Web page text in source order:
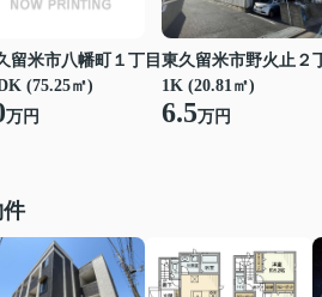
留米市八幡町１丁目
(75.25㎡)
万円
東久留米市野火止２
1K (20.81㎡)
6.5万円